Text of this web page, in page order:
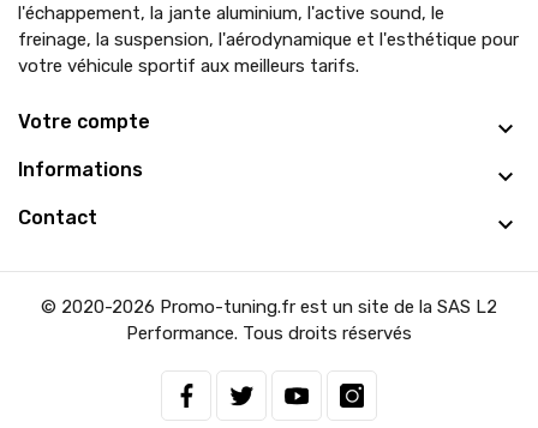
l'échappement, la jante aluminium, l'active sound, le
freinage, la suspension, l'aérodynamique et l'esthétique pour
votre véhicule sportif aux meilleurs tarifs.
Votre compte
Informations
Contact
© 2020-2026 Promo-tuning.fr est un site de la SAS L2
Performance. Tous droits réservés